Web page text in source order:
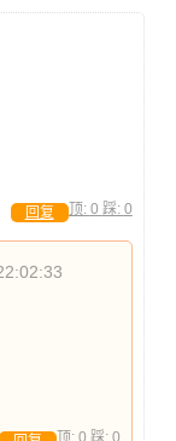
顶: 0 踩: 0
回复
顶: 0 踩: 0